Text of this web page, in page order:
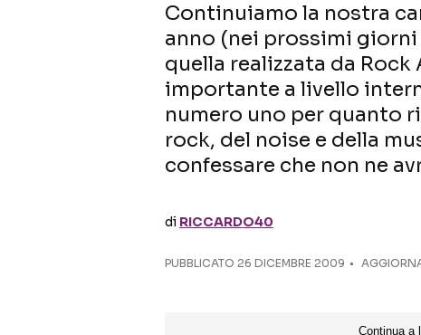
Continuiamo la nostra
anno (nei prossimi
quella realizzata da Rock
importante a livello
numero uno per quanto
rock, del noise e della
confessare che non ne
di RICCARDO40
PUBBLICATO 26 DICEMBRE 2009